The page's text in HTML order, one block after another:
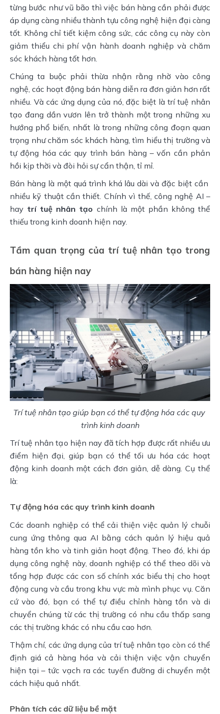
từng bước như vũ bão thì việc bán hàng cần phải được
áp dụng càng nhiều thành tựu công nghệ hiện đại càng
tốt. Không chỉ tiết kiệm công sức, các công cụ này còn
giảm thiểu chi phí vận hành doanh nghiệp và chăm
sóc khách hàng tốt hơn.
Chúng ta buộc phải thừa nhận rằng nhờ vào công
nghệ, các hoạt động bán hàng diễn ra đơn giản hơn rất
nhiều. Và các ứng dụng của nó, đặc biệt là trí tuệ nhân
tạo đang dần vươn lên trở thành một trong những xu
hướng phổ biến, nhất là trong những công đoạn quan
trọng như chăm sóc khách hàng, tìm hiểu thị trường và
tự động hóa các quy trình bán hàng – vốn cần phản
hồi kịp thời và đòi hỏi sự cẩn thận, tỉ mỉ.
Bán hàng là một quá trình khá lâu dài và đặc biệt cần
nhiều kỹ thuật cần thiết. Chính vì thế, công nghệ AI –
hay trí tuệ nhân tạo chính là một phần không thể
thiếu trong kinh doanh hiện nay.
Tầm quan trọng của trí tuệ nhân tạo trong
bán hàng hiện nay
Trí tuệ nhân tạo giúp bạn có thể tự động hóa các quy
trình kinh doanh
Trí tuệ nhân tạo hiện nay đã tích hợp được rất nhiều ưu
điểm hiện đại, giúp bạn có thể tối ưu hóa các hoạt
động kinh doanh một cách đơn giản, dễ dàng. Cụ thể
là:
Tự động hóa các quy trình kinh doanh
Các doanh nghiệp có thể cải thiện việc quản lý chuỗi
cung ứng thông qua AI bằng cách quản lý hiệu quả
hàng tồn kho và tinh giản hoạt động. Theo đó, khi áp
dụng công nghệ này, doanh nghiệp có thể theo dõi và
tổng hợp được các con số chính xác biểu thị cho hoạt
động cung và cầu trong khu vực mà mình phục vụ. Căn
cứ vào đó, bạn có thể tự điều chỉnh hàng tồn và di
chuyển chúng từ các thị trường có nhu cầu thấp sang
các thị trường khác có nhu cầu cao hơn.
Thậm chí, các ứng dụng của trí tuệ nhân tạo còn có thể
định giá cả hàng hóa và cải thiện việc vận chuyển
hiện tại – tức vạch ra các tuyến đường di chuyển một
cách hiệu quả nhất.
Phân tích các dữ liệu bề mặt